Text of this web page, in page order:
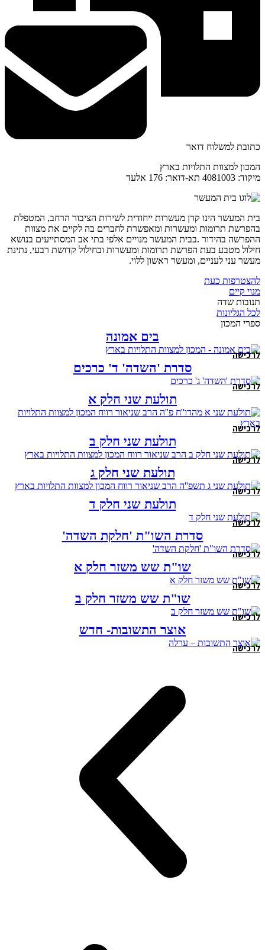
כתובת למשלוח דואר
המכון למצוות התלויות בארץ
מיקוד: 4081003 תא-דואר: 176 אלעד
בית המעשר הינו קרן מעשרות ייחודית לשירות הציבור הרחב, המטפלת
בהפרשת תרומות ומעשרות ומאפשרת לחברים בה לקיים את מצוות
ההפרשה בהידור .בבית המעשר מנויים אלפי בתי אב המסתייעים בנושא
חילול מטבע בעת הפרשת תרומות ומעשרות ובחילול קדושת רבעי, נתינת
מעשר עני לעניים, ומעשר ראשון ללוי.
להצטרפות כעת
מנוי קיים
תנובות שדה
לכל הגליונות
ספרי המכון
בים אמונה
לרכישה
סדרת 'השדה' ד' כרכים
לרכישה
תולעת שני חלק א
לרכישה
תולעת שני חלק ב
לרכישה
תולעת שני חלק ג
לרכישה
תולעת שני חלק ד
לרכישה
סדרת השו"ת 'חלקת השדה'
לרכישה
שו"ת שש משזר חלק א
לרכישה
שו"ת שש משזר חלק ב
לרכישה
אוצר התשובות- חדש
לרכישה